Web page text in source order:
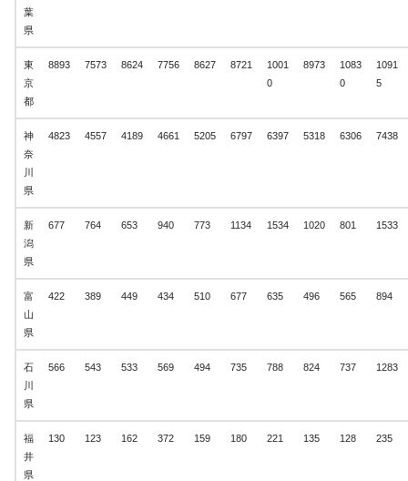
葉
県
東
京
都
8893 7573 8624 7756 8627 8721
1001
0
8973
1083
0
1091
5
神
奈
川
県
4823 4557 4189 4661 5205 6797 6397 5318 6306 7438
新
潟
県
677 764 653 940 773 1134 1534 1020 801 1533
富
山
県
422 389 449 434 510 677 635 496 565 894
石
川
県
566 543 533 569 494 735 788 824 737 1283
福
井
県
130 123 162 372 159 180 221 135 128 235